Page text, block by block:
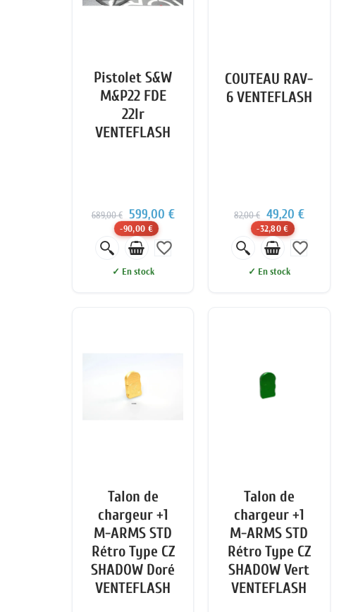
Pistolet S&W
M&P22 FDE
22lr
VENTEFLASH
689,00 € 599,00 €
-90,00 €
favorite_border
✓ En stock
COUTEAU RAV-
6 VENTEFLASH
82,00 € 49,20 €
-32,80 €
favorite_border
✓ En stock
Talon de
chargeur +1
M-ARMS STD
Rétro Type CZ
SHADOW Doré
VENTEFLASH
Talon de
chargeur +1
M-ARMS STD
Rétro Type CZ
SHADOW Vert
VENTEFLASH